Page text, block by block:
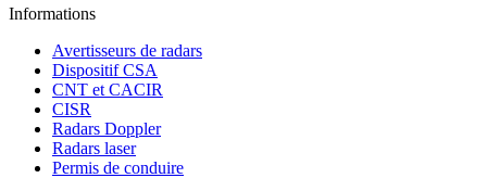
Informations
Avertisseurs de radars
Dispositif CSA
CNT et CACIR
CISR
Radars Doppler
Radars laser
Permis de conduire